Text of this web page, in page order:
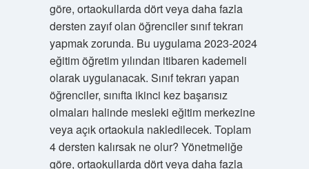
göre, ortaokullarda dört veya daha fazla
dersten zayıf olan öğrenciler sınıf tekrarı
yapmak zorunda. Bu uygulama 2023-2024
eğitim öğretim yılından itibaren kademeli
olarak uygulanacak. Sınıf tekrarı yapan
öğrenciler, sınıfta ikinci kez başarısız
olmaları halinde mesleki eğitim merkezine
veya açık ortaokula nakledilecek. Toplam
4 dersten kalırsak ne olur? Yönetmeliğe
göre, ortaokullarda dört veya daha fazla